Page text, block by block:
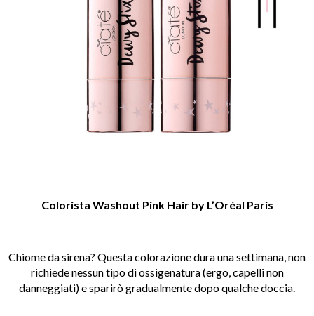
Colorista Washout Pink Hairby L’Oréal Paris
Chiome da sirena? Questa colorazione dura una settimana, non
richiede nessun tipo di ossigenatura (ergo, capelli non
danneggiati) e sparirò gradualmente dopo qualche doccia.